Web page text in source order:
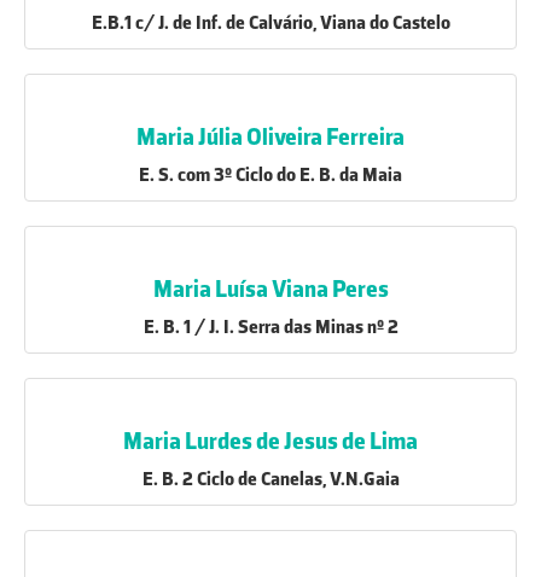
E.B.1 c/ J. de Inf. de Calvário, Viana do Castelo
Maria Júlia Oliveira Ferreira
E. S. com 3º Ciclo do E. B. da Maia
Maria Luísa Viana Peres
E. B. 1 / J. I. Serra das Minas nº 2
Maria Lurdes de Jesus de Lima
E. B. 2 Ciclo de Canelas, V.N.Gaia